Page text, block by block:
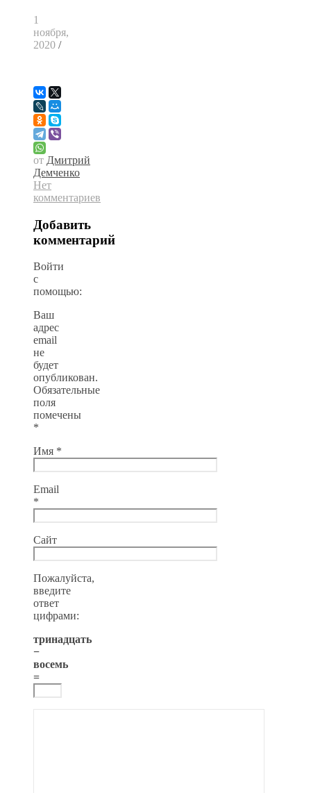
1
ноября,
2020 /
от Дмитрий
Демченко
Нет
комментариев
Добавить
комментарий
Войти
с
помощью:
Ваш
адрес
email
не
будет
опубликован.
Обязательные
поля
помечены
*
Имя *
Email
*
Сайт
Пожалуйста,
введите
ответ
цифрами:
тринадцать
−
восемь
=